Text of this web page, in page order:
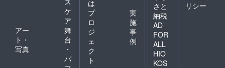
ケ
ア
アー
ト・
写真
舞
台
・
パ
は
プ
ロ
ジ
ェ
ク
ト
実
施
事
例
さと
納税
AD
FOR
ALL
HIO
KOS
リシー